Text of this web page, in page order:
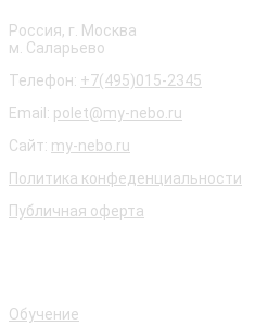
Россия, г. Москва
м. Саларьево
Телефон: +7(495)015-2345
Email: polet@my-nebo.ru
Сайт: my-nebo.ru
Политика конфеденциальности
Публичная оферта
Обучение